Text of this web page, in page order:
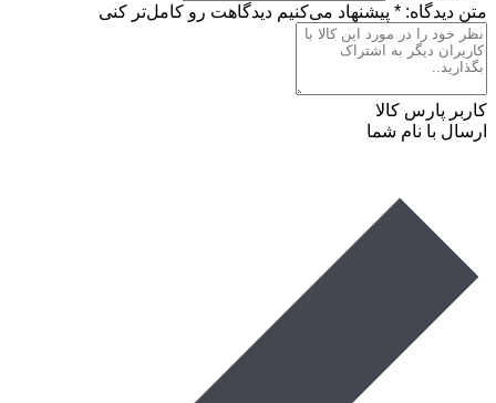
متن دیدگاه: * پیشنهاد می‌کنیم دیدگاهت رو کامل‌تر کنی
کاربر پارس کالا
ارسال با نام شما